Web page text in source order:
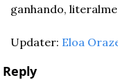
ganhando,
Updater: Eloa
Reply